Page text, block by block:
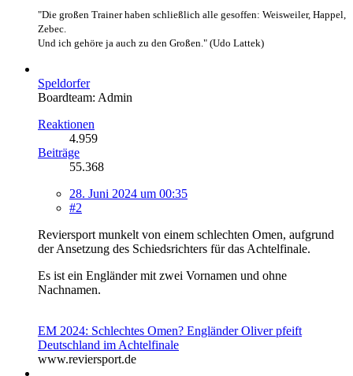
"Die großen Trainer haben schließlich alle gesoffen: Weisweiler, Happel,
Zebec.
Und ich gehöre ja auch zu den Großen." (Udo Lattek)
Speldorfer
Boardteam: Admin
Reaktionen
4.959
Beiträge
55.368
28. Juni 2024 um 00:35
#2
Reviersport munkelt von einem schlechten Omen, aufgrund
der Ansetzung des Schiedsrichters für das Achtelfinale.
Es ist ein Engländer mit zwei Vornamen und ohne
Nachnamen.
EM 2024: Schlechtes Omen? Engländer Oliver pfeift
Deutschland im Achtelfinale
www.reviersport.de